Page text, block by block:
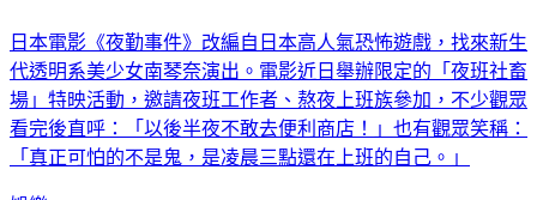
日本電影《夜勤事件》改編自日本高人氣恐怖遊戲，找來新生
代透明系美少女南琴奈演出。電影近日舉辦限定的「夜班社畜
場」特映活動，邀請夜班工作者、熬夜上班族參加，不少觀眾
看完後直呼：「以後半夜不敢去便利商店！」也有觀眾笑稱：
「真正可怕的不是鬼，是凌晨三點還在上班的自己。」